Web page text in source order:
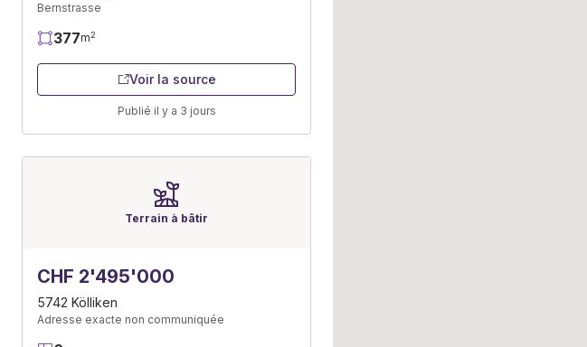
Bernstrasse
377m2
Voir la source
Publié il y a 3 jours
Terrain à bâtir
CHF 2'495'000
5742 Kölliken
Adresse exacte non communiquée